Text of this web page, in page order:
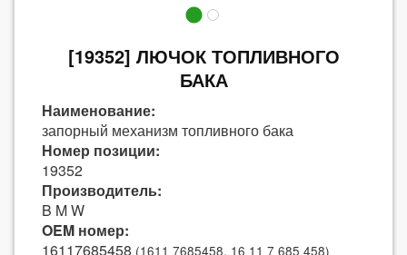
[19352] ЛЮЧОК ТОПЛИВНОГО
БАКА
Наименование:
запорный механизм топливного бака
Номер позиции:
19352
Производитель:
B M W
OEM номер:
16117685458 (1611 7685458, 16 11 7 685 458)